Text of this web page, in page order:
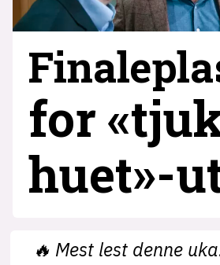
for
huet»-
🔥 Mest lest denne